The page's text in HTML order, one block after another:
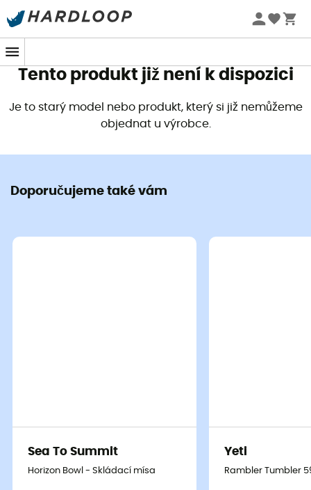
Letní akce 🔥 -5 % EXTRA při nákupu 2 produktů* s kódem
Tento produkt již není k dispozici
Je to starý model nebo produkt, který si již nemůžeme
objednat u výrobce.
Doporučujeme také vám
Sea To Summit
Horizon Bowl - Skládací mísa
Yeti
Rambler Tumbler